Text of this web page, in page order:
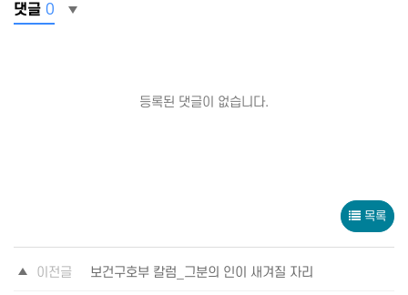
댓글 0
등록된 댓글이 없습니다.
목록
이전글 보건구호부 칼럼_그분의 인이 새겨질 자리